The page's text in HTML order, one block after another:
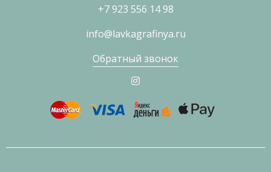
+7 923 556 14 98
info@lavkagrafinya.ru
Обратный звонок